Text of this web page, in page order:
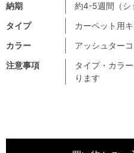
注意事項
タイプ・カラ
ります
納期
約4-5週間（シ
タイプ
カーペット用
カラー
アッシュター